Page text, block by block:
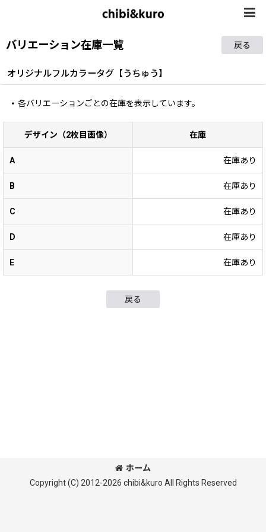
バリエーション在庫一覧 戻る
オリジナルフルカラータグ【うちゅう】
各バリエーションごとの在庫を表示しています。
デザイン（2枚目画像） 在庫
A 在庫あり
B 在庫あり
C 在庫あり
D 在庫あり
E 在庫あり
戻る
ホーム
Copyright (C) 2012-2026 chibi&kuro All Rights Reserved